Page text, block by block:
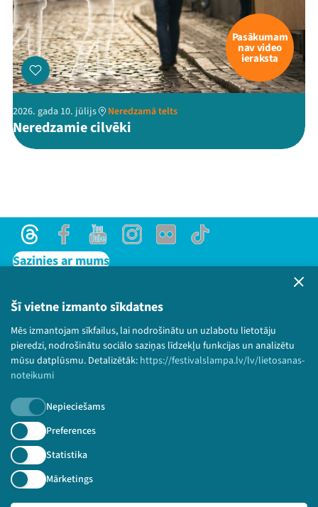
Šī vietne izmanto sīkdatnes
Mēs izmantojam sīkfailus, lai nodrošinātu un uzlabotu lietotāju
pieredzi, nodrošinātu sociālo saziņas līdzekļu funkcijas un analizētu
mūsu datplūsmu. Detalizētāk: https://festivalslampa.lv/lv/lietosanas-
noteikumi
Nepieciešams
Preferences
Statistika
Mārketings
Pasākumam
nav video
ieraksta
2026. gada 10. jūlijs Neredzamā telts
Neredzamie cilvēki
ThreadsFacebookYoutubeInstagram
Flick TikTok
Sazinies ar mums
Lietošanas noteikumi un sīkdatņu politika
Bērnu aizsardzības politika
© 2026 Sarunu festivāls LAMPA Visas tiesības
paturētas.
Piesakies jaunumiem!
Nepalaid garām aktuālāko informāciju!